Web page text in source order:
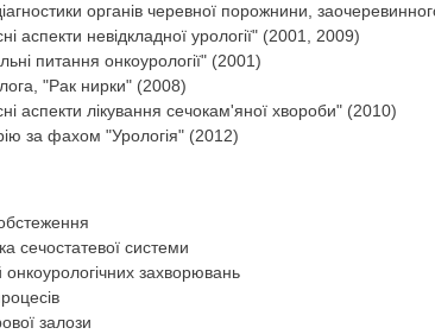
органів черевної порожнини,
аспекти невідкладної урології" (2001, 2009)
питання онкоурології" (2001)
"Рак нирки" (2008)
аспекти лікування сечокам'яної хвороби" (2010)
за фахом "Урологія" (2012)
сечостатевої системи
онкоурологічних захворювань
залози